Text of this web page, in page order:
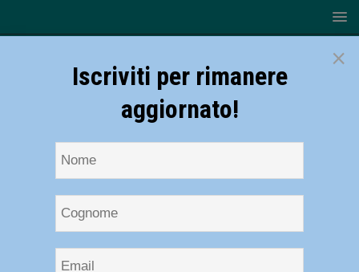
×
Iscriviti per rimanere
aggiornato!